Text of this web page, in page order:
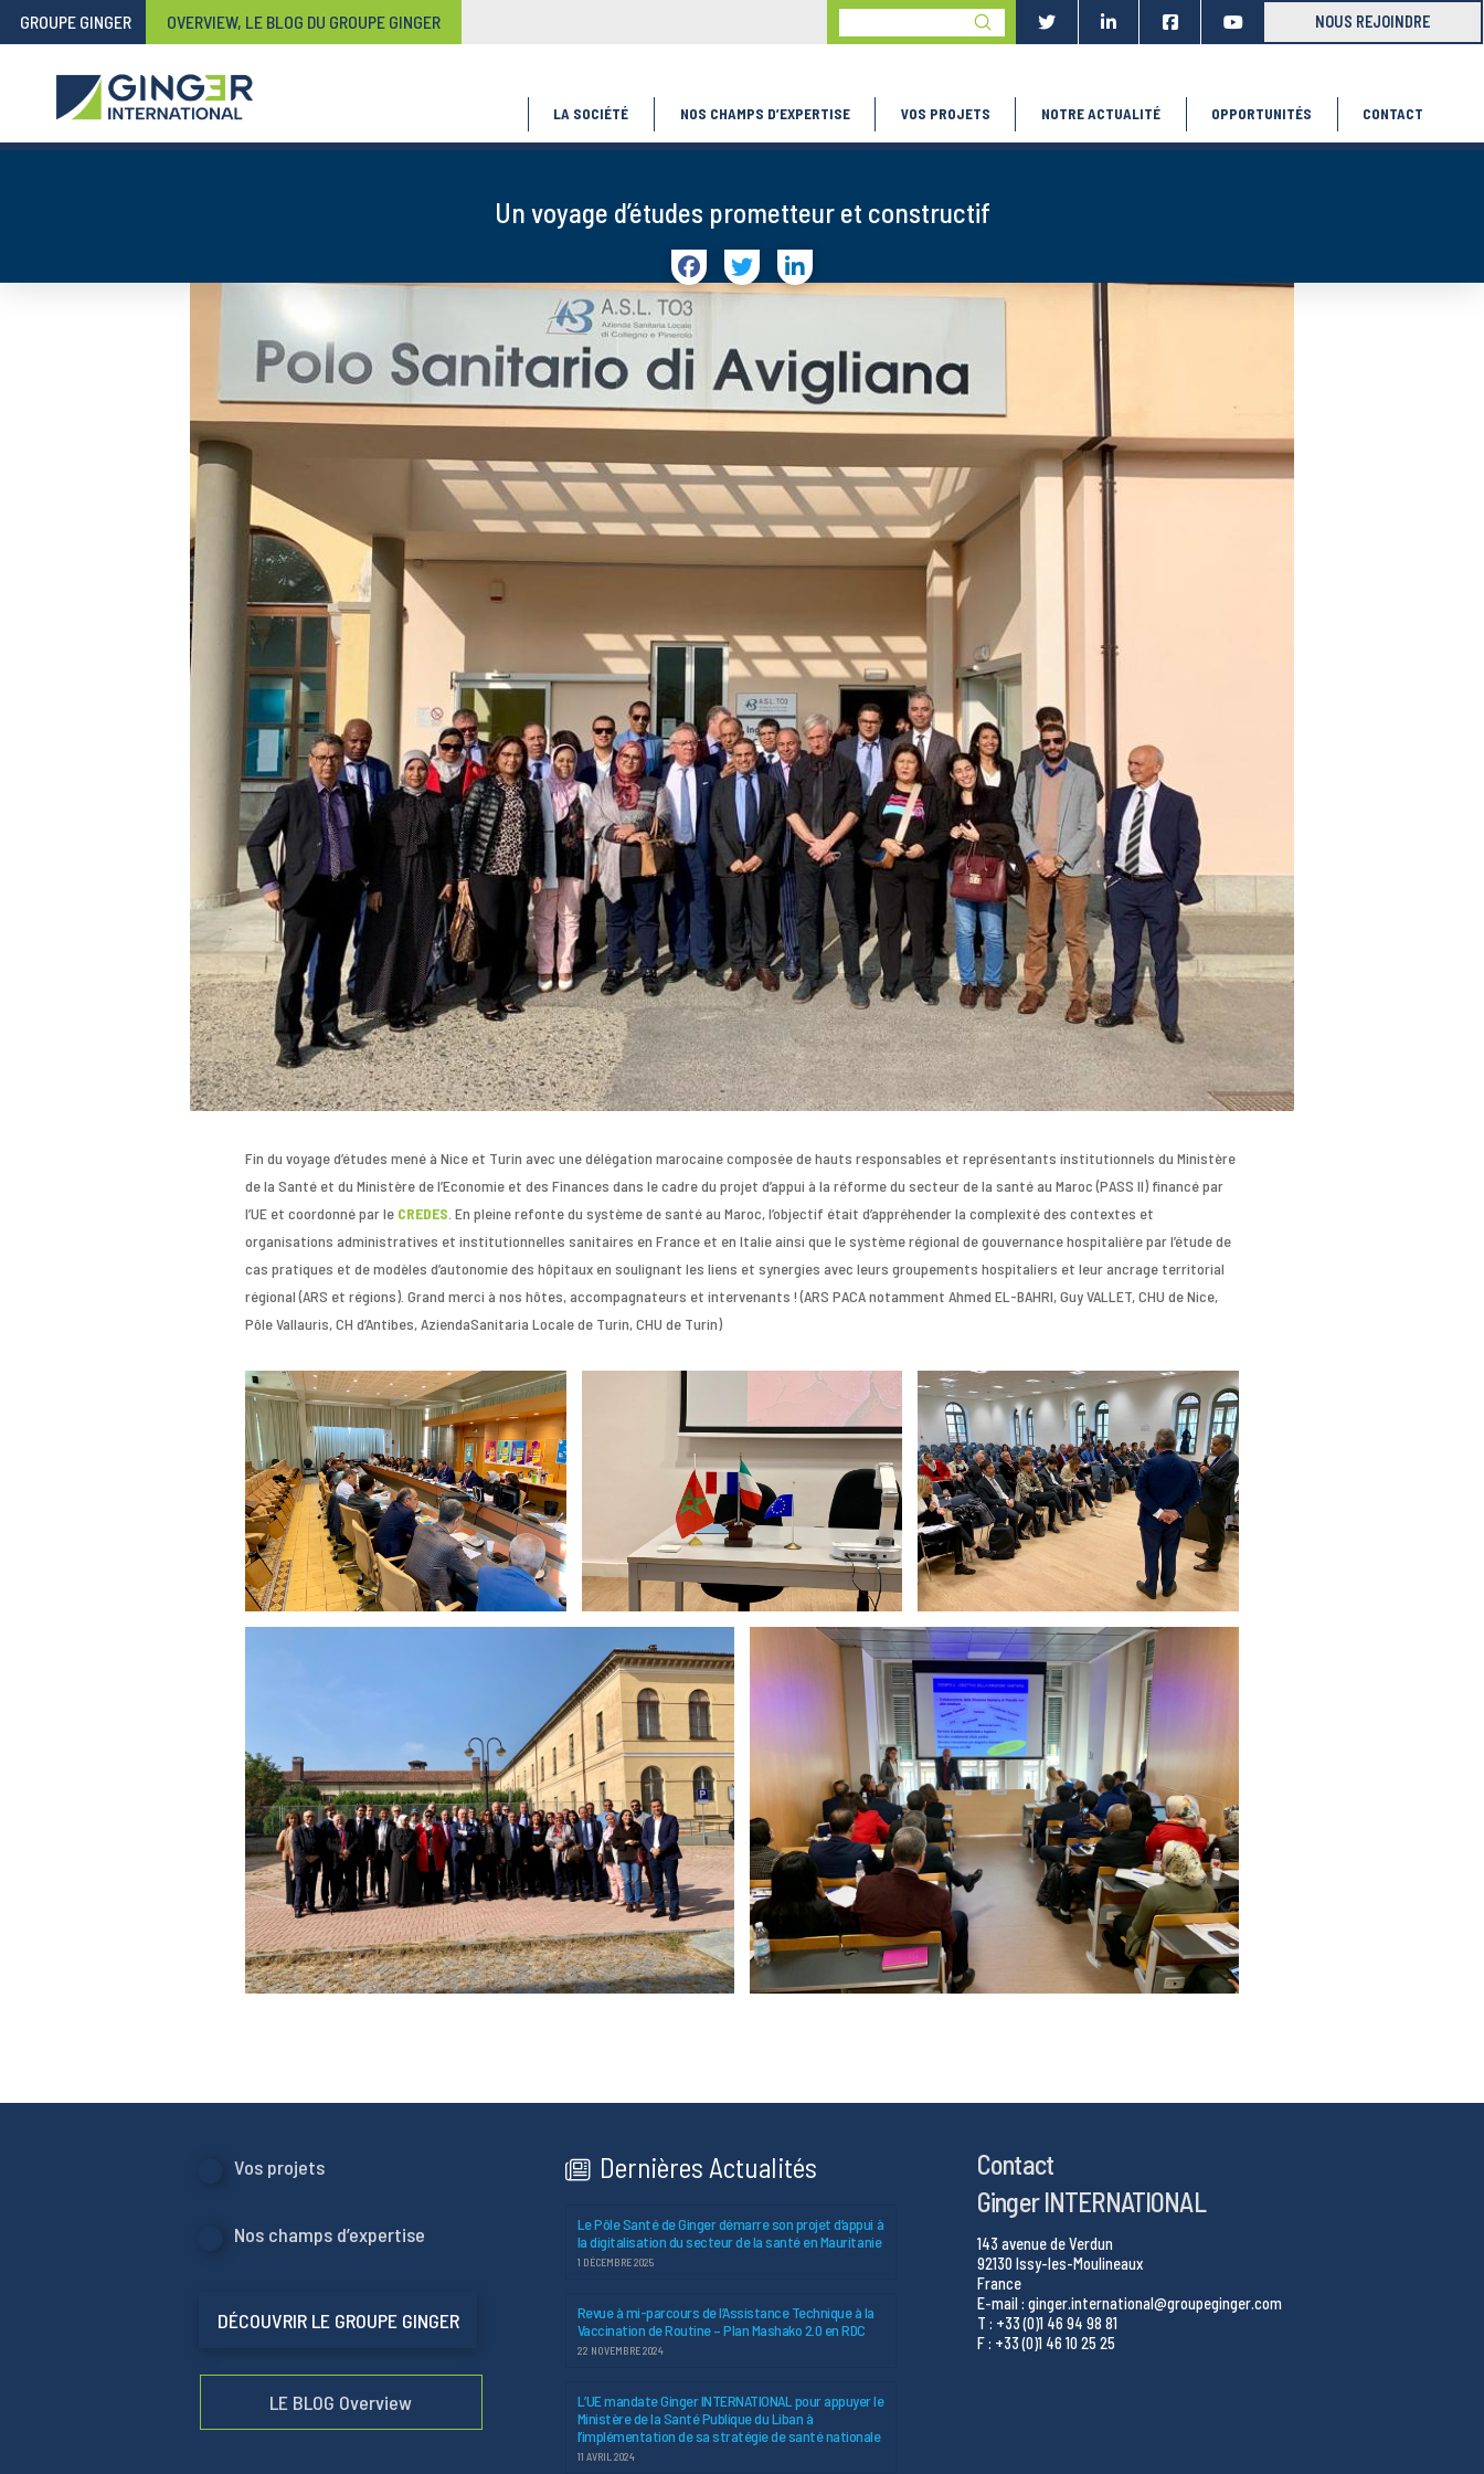
GROUPE GINGER OVERVIEW, LE BLOG DU GROUPE GINGER
Search
Submit NOUS REJOINDRE
LA SOCIÉTÉ NOS CHAMPS D’EXPERTISE VOS PROJETS NOTRE ACTUALITÉ OPPORTUNITÉS CONTACT
Un voyage d’études prometteur et constructif
Fin du voyage d’études mené à Nice et Turin avec une délégation marocaine composée de hauts responsables et représentants institutionnels du Ministère
de la Santé et du Ministère de l’Economie et des Finances dans le cadre du projet d’appui à la réforme du secteur de la santé au Maroc (PASS II) financé par
l’UE et coordonné par le CREDES . En pleine refonte du système de santé au Maroc, l’objectif était d’appréhender la complexité des contextes et
organisations administratives et institutionnelles sanitaires en France et en Italie ainsi que le système régional de gouvernance hospitalière par l’étude de
cas pratiques et de modèles d’autonomie des hôpitaux en soulignant les liens et synergies avec leurs groupements hospitaliers et leur ancrage territorial
régional (ARS et régions). Grand merci à nos hôtes, accompagnateurs et intervenants ! (ARS PACA notamment Ahmed EL-BAHRI, Guy VALLET, CHU de Nice,
Pôle Vallauris, CH d’Antibes, AziendaSanitaria Locale de Turin, CHU de Turin)
Vos projets
Nos champs d’expertise
DÉCOUVRIR LE GROUPE GINGER
LE BLOG Overview
Dernières Actualités
Le Pôle Santé de Ginger démarre son projet d’appui à
la digitalisation du secteur de la santé en Mauritanie
1 DÉCEMBRE 2025
Revue à mi-parcours de l’Assistance Technique à la
Vaccination de Routine – Plan Mashako 2.0 en RDC
22 NOVEMBRE 2024
L’UE mandate Ginger INTERNATIONAL pour appuyer le
Ministère de la Santé Publique du Liban à
l’implémentation de sa stratégie de santé nationale
11 AVRIL 2024
Contact
Ginger INTERNATIONAL
143 avenue de Verdun
92130 Issy-les-Moulineaux
France
E-mail : ginger.international@groupeginger.com
T : +33 (0)1 46 94 98 81
F : +33 (0)1 46 10 25 25